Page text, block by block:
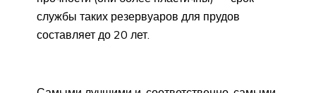
службы таких резервуаров для прудов
составляет до 20 лет.